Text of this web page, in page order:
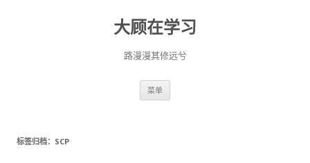
大顾在学习
路漫漫其修远兮
菜单
标签归档： SCP